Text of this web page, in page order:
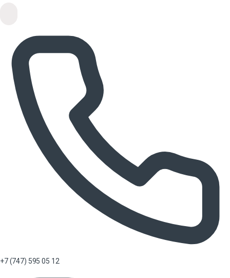
+7 (747) 595 05 12